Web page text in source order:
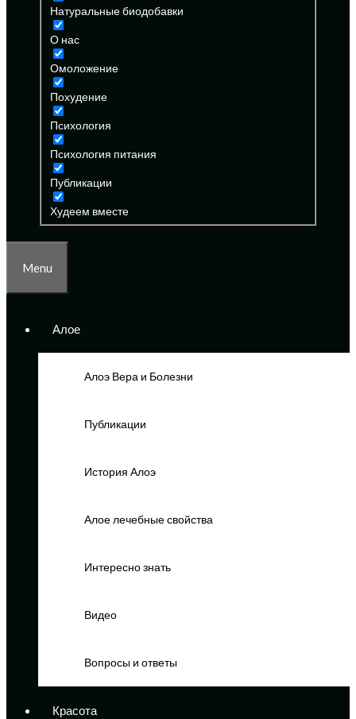
Натуральные биодобавки
О нас
Омоложение
Похудение
Психология
Психология питания
Публикации
Худеем вместе
Menu
Алое
Алоэ Вера и Болезни
Публикации
История Алоэ
Алое лечебные свойства
Интересно знать
Видео
Вопросы и ответы
Красота